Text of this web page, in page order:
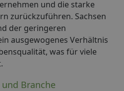
und die starke
zurückzuführen. Sachsen
der geringeren
ausgewogenes Verhältnis
was für viele
Branche